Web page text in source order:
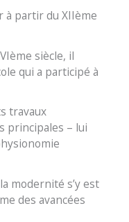
à partir du XIIème
siècle, il
qui a participé à
travaux
principales – lui
modernité s’y est
des avancées